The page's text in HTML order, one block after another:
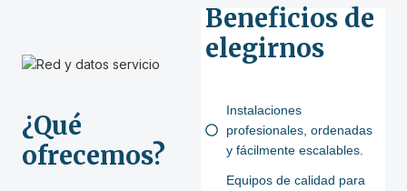
¿Qué
ofrecemos?
Beneficios de
elegirnos
Instalaciones
profesionales, ordenadas
y fácilmente escalables.
Equipos de calidad para